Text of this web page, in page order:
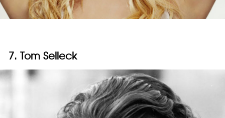
7. Tom Selleck